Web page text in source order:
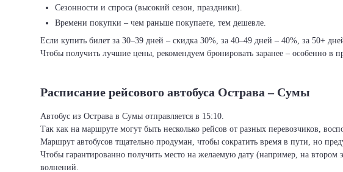
Сезонности и спроса (высокий сезон, праздники).
Времени покупки – чем раньше покупаете, тем дешевле.
Если купить билет за 30–39 дней – скидка 30%, за 40–49 дней – 40%, за 50+
Чтобы получить лучшие цены, рекомендуем бронировать заранее – особенно в
Расписание рейсового автобуса Острава – Сумы
Автобус из Острава в Сумы отправляется в 15:10.
Так как на маршруте могут быть несколько рейсов от разных перевозчиков,
Маршрут автобусов тщательно продуман, чтобы сократить время в пути, но
Чтобы гарантированно получить место на желаемую дату (например, на
волнений.